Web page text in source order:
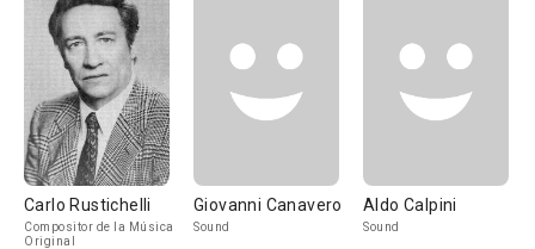
Carlo Rustichelli
Compositor de la Música
Original
Giovanni Canavero
Sound
Aldo Calpini
Sound